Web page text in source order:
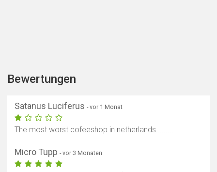
Bewertungen
Satanus Luciferus - vor 1 Monat
The most worst cofeeshop in netherlands.........
Micro Tupp - vor 3 Monaten